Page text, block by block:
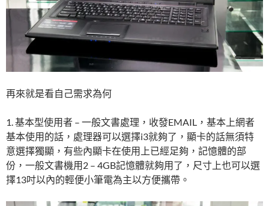
再來就是看自己需求為何
1. 基本型使用者 – 一般文書處理，收發EMAIL，基本上網者
基本使用的話，處理器可以選擇i3就夠了，顯卡的話無須特
意選擇獨顯，有些內顯卡在使用上已經足夠，記憶體的部
份，一般文書機用2 – 4GB記憶體就夠用了，尺寸上也可以選
擇13吋以內的輕便小筆電為主以方便攜帶。